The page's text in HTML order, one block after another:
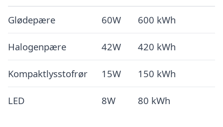
Glødepære 60W 600 kWh
Halogenpære 42W 420 kWh
Kompaktlysstofrør 15W 150 kWh
LED 8W 80 kWh